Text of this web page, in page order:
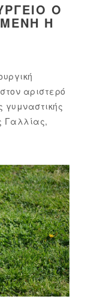
Ο
Η
αριστερό
Γαλλίας,